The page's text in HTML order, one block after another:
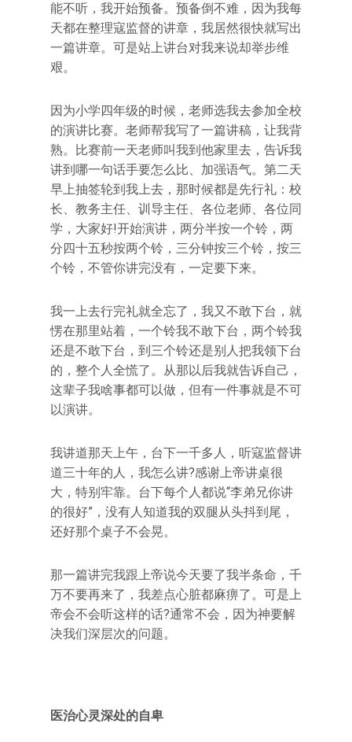
能不听，我开始预备。预备倒不难，因为我每
天都在整理寇监督的讲章，我居然很快就写出
一篇讲章。可是站上讲台对我来说却举步维
艰。
因为小学四年级的时候，老师选我去参加全校
的演讲比赛。老师帮我写了一篇讲稿，让我背
熟。比赛前一天老师叫我到他家里去，告诉我
讲到哪一句话手要怎么比、加强语气。第二天
早上抽签轮到我上去，那时候都是先行礼：校
长、教务主任、训导主任、各位老师、各位同
学，大家好!开始演讲，两分半按一个铃，两
分四十五秒按两个铃，三分钟按三个铃，按三
个铃，不管你讲完没有，一定要下来。
我一上去行完礼就全忘了，我又不敢下台，就
愣在那里站着，一个铃我不敢下台，两个铃我
还是不敢下台，到三个铃还是别人把我领下台
的，整个人全慌了。从那以后我就告诉自己，
这辈子我啥事都可以做，但有一件事就是不可
以演讲。
我讲道那天上午，台下一千多人，听寇监督讲
道三十年的人，我怎么讲?感谢上帝讲桌很
大，特别牢靠。台下每个人都说“李弟兄你讲
的很好”，没有人知道我的双腿从头抖到尾，
还好那个桌子不会晃。
那一篇讲完我跟上帝说今天要了我半条命，千
万不要再来了，我差点心脏都麻痹了。可是上
帝会不会听这样的话?通常不会，因为神要解
决我们深层次的问题。
医治心灵深处的自卑